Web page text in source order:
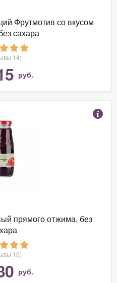
Фрутмотив со вкусом
сахара
14)
руб.
прямого отжима, без
16)
руб.